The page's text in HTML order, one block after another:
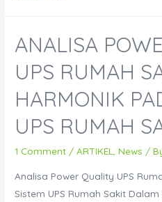
Biaya
pada
Sistem
Rumah
Sakit
ANALISA
UPS RUMAH
HARMONIK
UPS RUMAH
1 Comment /ARTIKEL ,News /
Analisa Power Quality UPS
Sistem UPS Rumah Sakit